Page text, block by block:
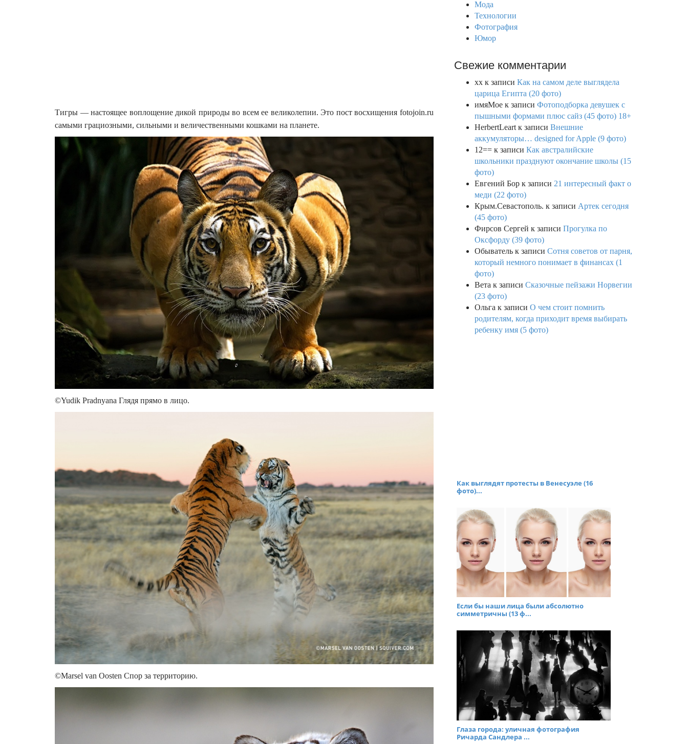
Тигры — настоящее воплощение дикой природы во всем ее великолепии. Это пост восхищения fotojoin.ru
самыми грациозными, сильными и величественными кошками на планете.
©Yudik Pradnyana Глядя прямо в лицо.
©Marsel van Oosten Спор за территорию.
Мода
Технологии
Фотография
Юмор
Свежие комментарии
xx к записи Как на самом деле выглядела
царица Египта (20 фото)
имяМое к записи Фотоподборка девушек с
пышными формами плюс сайз (45 фото) 18+
HerbertLeart к записи Внешние
аккумуляторы… designed for Apple (9 фото)
12== к записи Как австралийские
школьники празднуют окончание школы (15
фото)
Евгений Бор к записи 21 интересный факт о
меди (22 фото)
Крым.Севастополь. к записи Артек сегодня
(45 фото)
Фирсов Сергей к записи Прогулка по
Оксфорду (39 фото)
Обыватель к записи Сотня советов от парня,
который немного понимает в финансах (1
фото)
Вета к записи Сказочные пейзажи Норвегии
(23 фото)
Ольга к записи О чем стоит помнить
родителям, когда приходит время выбирать
ребенку имя (5 фото)
Как выглядят протесты в Венесуэле (16
фото)...
Если бы наши лица были абсолютно
симметричны (13 ф...
Глаза города: уличная фотография
Ричарда Сандлера ...